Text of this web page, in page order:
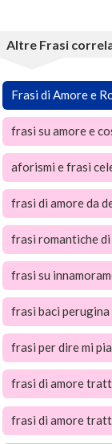
Altre Frasi
Frasi di Amore e
frasi su amore e
aforismi e frasi
frasi di amore da
frasi romantiche di
frasi su
frasi baci
frasi per dire mi
frasi di amore
frasi di amore